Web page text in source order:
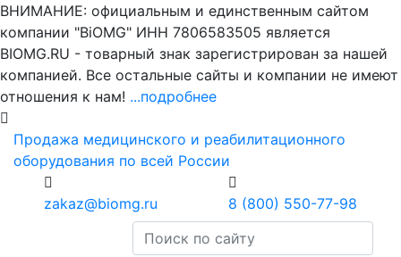
ВНИМАНИЕ: официальным и единственным сайтом
компании "BiOMG" ИНН 7806583505 является
BIOMG.RU - товарный знак зарегистрирован за нашей
компанией. Все остальные сайты и компании не имеют
отношения к нам! ...подробнее
Продажа медицинского и реабилитационного
оборудования по всей России
zakaz@biomg.ru 8 (800) 550-77-98